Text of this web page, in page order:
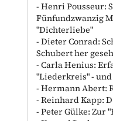
- Henri Pousseur:
Fünfundzwanzig
"Dichterliebe"
- Dieter Conrad:
Schubert her
- Carla Henius:
"Liederkreis" -
- Hermann Abert:
- Reinhard Kapp:
- Peter Gülke: Zur